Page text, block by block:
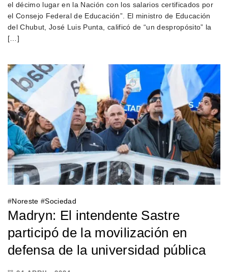
el décimo lugar en la Nación con los salarios certificados por
el Consejo Federal de Educación”. El ministro de Educación
del Chubut, José Luis Punta, calificó de “un despropósito” la
[…]
#Noreste #Sociedad
Madryn: El intendente Sastre
participó de la movilización en
defensa de la universidad pública